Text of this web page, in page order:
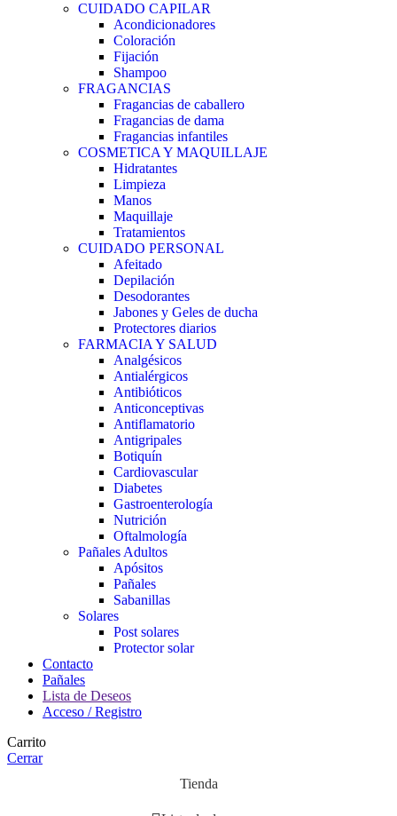
CUIDADO CAPILAR
Acondicionadores
Coloración
Fijación
Shampoo
FRAGANCIAS
Fragancias de caballero
Fragancias de dama
Fragancias infantiles
COSMETICA Y MAQUILLAJE
Hidratantes
Limpieza
Manos
Maquillaje
Tratamientos
CUIDADO PERSONAL
Afeitado
Depilación
Desodorantes
Jabones y Geles de ducha
Protectores diarios
FARMACIA Y SALUD
Analgésicos
Antialérgicos
Antibióticos
Anticonceptivas
Antiflamatorio
Antigripales
Botiquín
Cardiovascular
Diabetes
Gastroenterología
Nutrición
Oftalmología
Pañales Adultos
Apósitos
Pañales
Sabanillas
Solares
Post solares
Protector solar
Contacto
Pañales
Lista de Deseos
Acceso / Registro
Carrito
Cerrar
Tienda